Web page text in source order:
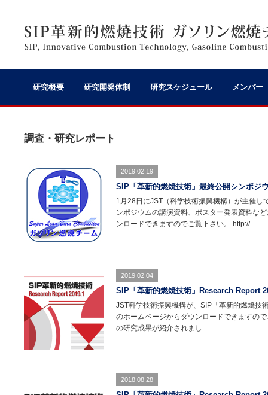
研究概要 研究開発体制 研究スケジュール メンバー
調査・研究レポート
2019.02.19
SIP「革新的燃焼技術」最終公開シンポジ
1月28日にJST（科学技術振興機構）が主催し
ンポジウムの講演資料、ポスター発表資料な
ンロードできますのでご覧下さい。 http://
2019.02.04
SIP「革新的燃焼技術」Research Report
JST科学技術振興機構が、SIP「革新的燃焼技
のホームページからダウンロードできますの
の研究成果が紹介されまし
2018.08.28